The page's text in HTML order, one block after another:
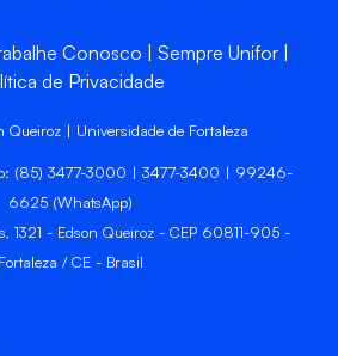
Conosco
Sempre Unifor
de Privacidade
Queiroz | Universidade de Fortaleza
(85) 3477-3000 | 3477-3400 | 99246-
6625 (WhatsApp)
1321 - Edson Queiroz - CEP 60811-905 -
Fortaleza / CE - Brasil